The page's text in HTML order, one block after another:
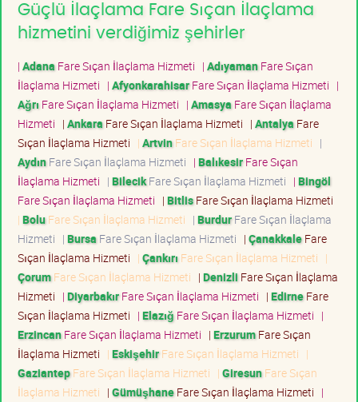
Güçlü İlaçlama Fare Sıçan İlaçlama
hizmetini verdiğimiz şehirler
| Adana Fare Sıçan İlaçlama Hizmeti | AdıyamanFare Sıçan
İlaçlama Hizmeti | AfyonkarahisarFare Sıçan İlaçlama Hizmeti |
Ağrı Fare Sıçan İlaçlama Hizmeti | Amasya Fare Sıçan İlaçlama
Hizmeti | Ankara Fare Sıçan İlaçlama Hizmeti | Antalya Fare
Sıçan İlaçlama Hizmeti | ArtvinFare Sıçan İlaçlama Hizmeti |
AydınFare Sıçan İlaçlama Hizmeti | BalıkesirFare Sıçan
İlaçlama Hizmeti | BilecikFare Sıçan İlaçlama Hizmeti | Bingöl
Fare Sıçan İlaçlama Hizmeti | BitlisFare Sıçan İlaçlama Hizmeti
| BoluFare Sıçan İlaçlama Hizmeti | BurdurFare Sıçan İlaçlama
Hizmeti | Bursa Fare Sıçan İlaçlama Hizmeti | ÇanakkaleFare
Sıçan İlaçlama Hizmeti | Çankırı Fare Sıçan İlaçlama Hizmeti |
ÇorumFare Sıçan İlaçlama Hizmeti | Denizli Fare Sıçan İlaçlama
Hizmeti | DiyarbakırFare Sıçan İlaçlama Hizmeti | EdirneFare
Sıçan İlaçlama Hizmeti | Elazığ Fare Sıçan İlaçlama Hizmeti |
ErzincanFare Sıçan İlaçlama Hizmeti | ErzurumFare Sıçan
İlaçlama Hizmeti | EskişehirFare Sıçan İlaçlama Hizmeti |
GaziantepFare Sıçan İlaçlama Hizmeti | GiresunFare Sıçan
İlaçlama Hizmeti | GümüşhaneFare Sıçan İlaçlama Hizmeti |